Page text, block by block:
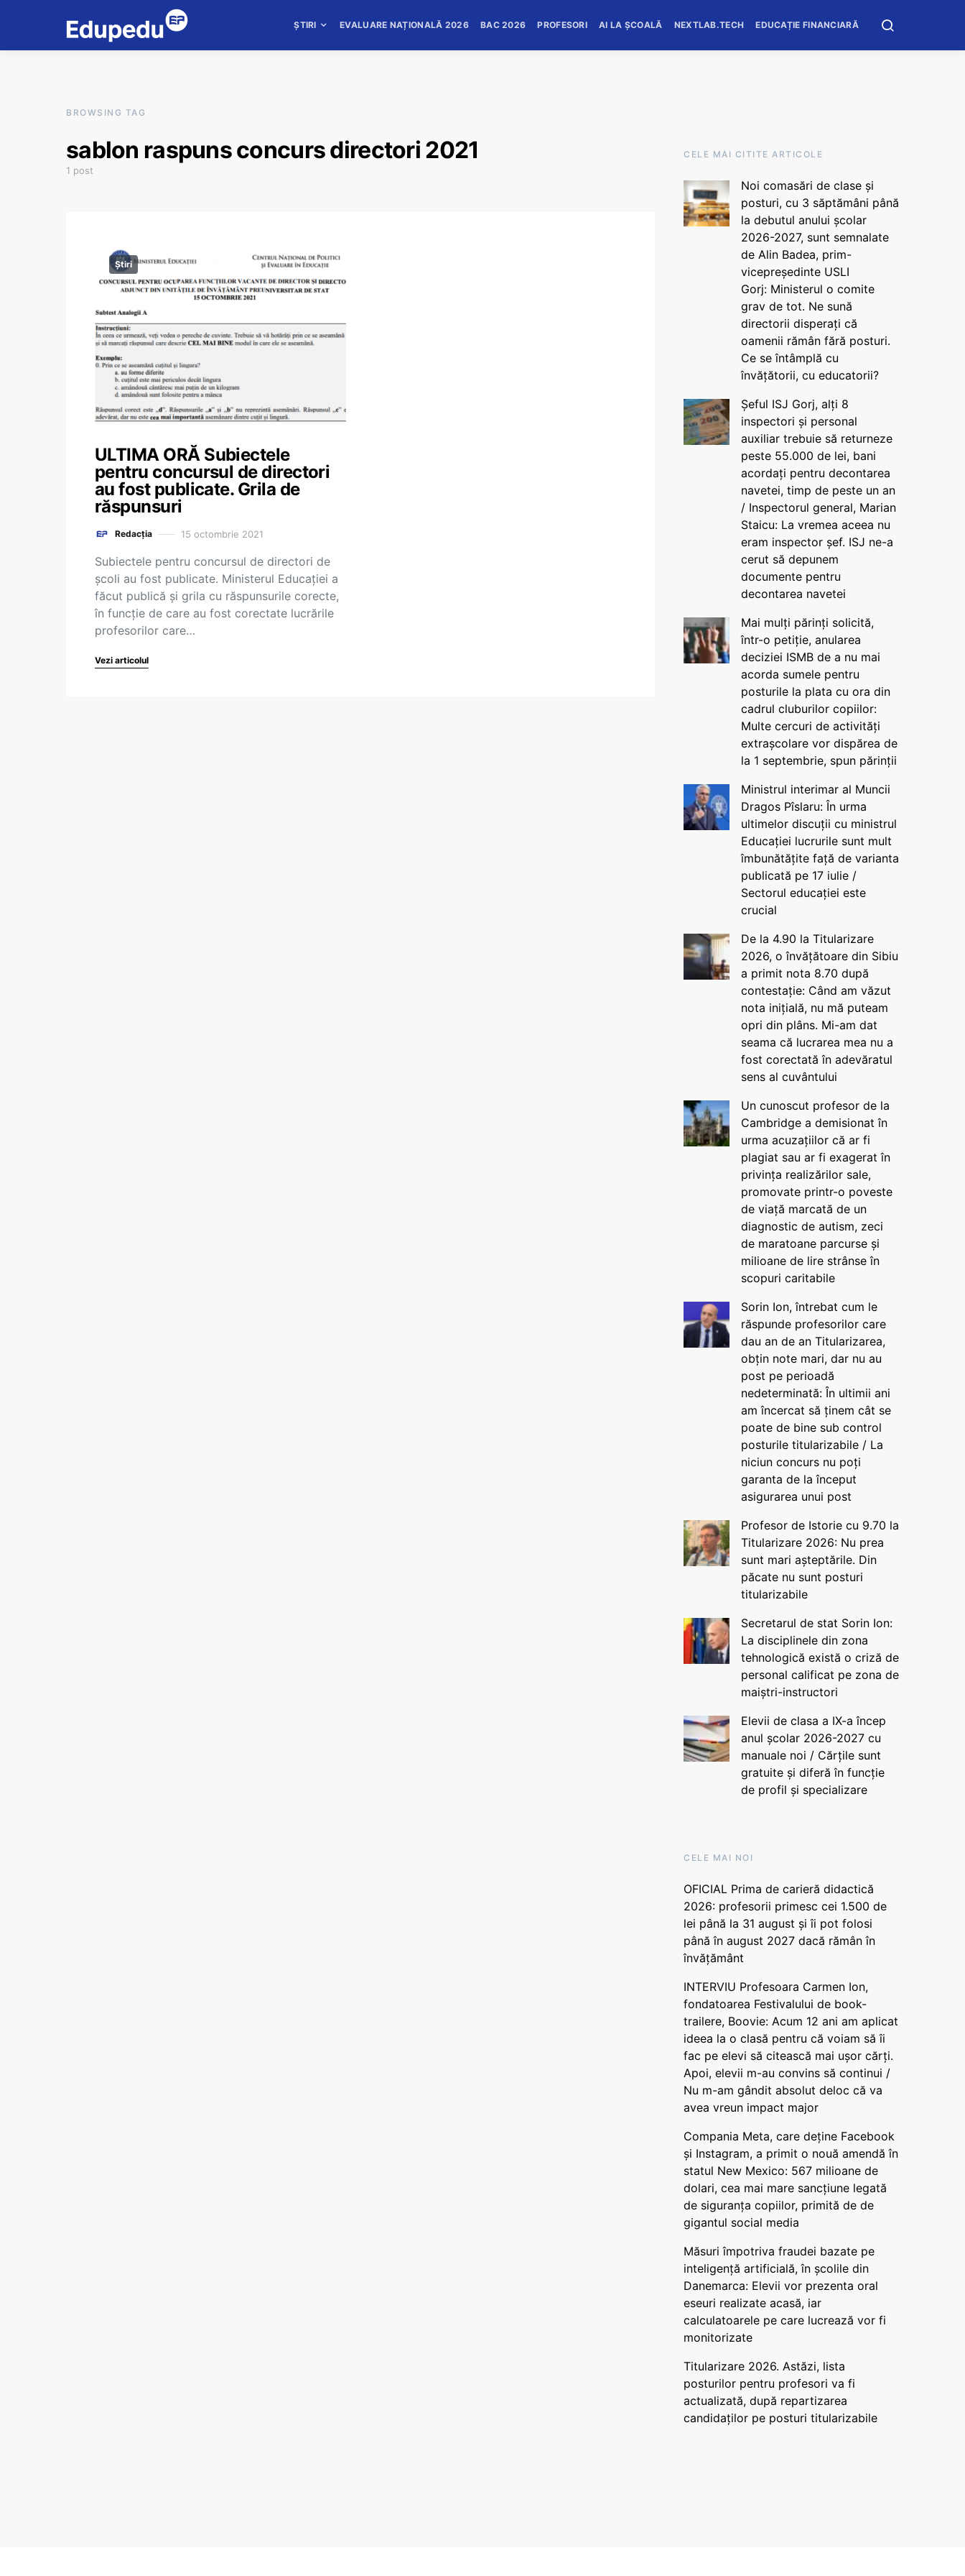
ȘTIRI EVALUARE NAȚIONALĂ 2026 BAC 2026 PROFESORI AI LA ȘCOALĂ NEXTLAB.TECH EDUCAȚIE FINANCIARĂ
BROWSING TAG
sablon raspuns concurs directori 2021
1 post
Știri
ULTIMA ORĂ Subiectele
pentru concursul de directori
au fost publicate. Grila de
răspunsuri
Redacția 15 octombrie 2021
Subiectele pentru concursul de directori de
școli au fost publicate. Ministerul Educației a
făcut publică și grila cu răspunsurile corecte,
în funcție de care au fost corectate lucrările
profesorilor care…
Vezi articolul
CELE MAI CITITE ARTICOLE
Noi comasări de clase și
posturi, cu 3 săptămâni până
la debutul anului școlar
2026-2027, sunt semnalate
de Alin Badea, prim-
vicepreședinte USLI
Gorj: Ministerul o comite
grav de tot. Ne sună
directorii disperați că
oamenii rămân fără posturi.
Ce se întâmplă cu
învățătorii, cu educatorii?
Șeful ISJ Gorj, alți 8
inspectori și personal
auxiliar trebuie să returneze
peste 55.000 de lei, bani
acordați pentru decontarea
navetei, timp de peste un an
/ Inspectorul general, Marian
Staicu: La vremea aceea nu
eram inspector șef. ISJ ne-a
cerut să depunem
documente pentru
decontarea navetei
Mai mulți părinți solicită,
într-o petiție, anularea
deciziei ISMB de a nu mai
acorda sumele pentru
posturile la plata cu ora din
cadrul cluburilor copiilor:
Multe cercuri de activități
extrașcolare vor dispărea de
la 1 septembrie, spun părinții
Ministrul interimar al Muncii
Dragos Pîslaru: În urma
ultimelor discuții cu ministrul
Educației lucrurile sunt mult
îmbunătățite față de varianta
publicată pe 17 iulie /
Sectorul educației este
crucial
De la 4.90 la Titularizare
2026, o învățătoare din Sibiu
a primit nota 8.70 după
contestație: Când am văzut
nota inițială, nu mă puteam
opri din plâns. Mi-am dat
seama că lucrarea mea nu a
fost corectată în adevăratul
sens al cuvântului
Un cunoscut profesor de la
Cambridge a demisionat în
urma acuzațiilor că ar fi
plagiat sau ar fi exagerat în
privința realizărilor sale,
promovate printr-o poveste
de viață marcată de un
diagnostic de autism, zeci
de maratoane parcurse și
milioane de lire strânse în
scopuri caritabile
Sorin Ion, întrebat cum le
răspunde profesorilor care
dau an de an Titularizarea,
obțin note mari, dar nu au
post pe perioadă
nedeterminată: În ultimii ani
am încercat să ținem cât se
poate de bine sub control
posturile titularizabile / La
niciun concurs nu poți
garanta de la început
asigurarea unui post
Profesor de Istorie cu 9.70 la
Titularizare 2026: Nu prea
sunt mari așteptările. Din
păcate nu sunt posturi
titularizabile
Secretarul de stat Sorin Ion:
La disciplinele din zona
tehnologică există o criză de
personal calificat pe zona de
maiștri-instructori
Elevii de clasa a IX-a încep
anul școlar 2026-2027 cu
manuale noi / Cărțile sunt
gratuite și diferă în funcție
de profil și specializare
CELE MAI NOI
OFICIAL Prima de carieră didactică
2026: profesorii primesc cei 1.500 de
lei până la 31 august și îi pot folosi
până în august 2027 dacă rămân în
învățământ
INTERVIU Profesoara Carmen Ion,
fondatoarea Festivalului de book-
trailere, Boovie: Acum 12 ani am aplicat
ideea la o clasă pentru că voiam să îi
fac pe elevi să citească mai ușor cărți.
Apoi, elevii m-au convins să continui /
Nu m-am gândit absolut deloc că va
avea vreun impact major
Compania Meta, care deține Facebook
și Instagram, a primit o nouă amendă în
statul New Mexico: 567 milioane de
dolari, cea mai mare sancțiune legată
de siguranța copiilor, primită de de
gigantul social media
Măsuri împotriva fraudei bazate pe
inteligență artificială, în școlile din
Danemarca: Elevii vor prezenta oral
eseuri realizate acasă, iar
calculatoarele pe care lucrează vor fi
monitorizate
Titularizare 2026. Astăzi, lista
posturilor pentru profesori va fi
actualizată, după repartizarea
candidaților pe posturi titularizabile